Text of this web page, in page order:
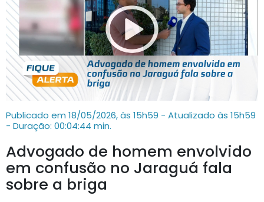
Publicado em 18/05/2026, às 15h59 - Atualizado às 15h59
- Duração: 00:04:44 min.
Advogado de homem envolvido
em confusão no Jaraguá fala
sobre a briga